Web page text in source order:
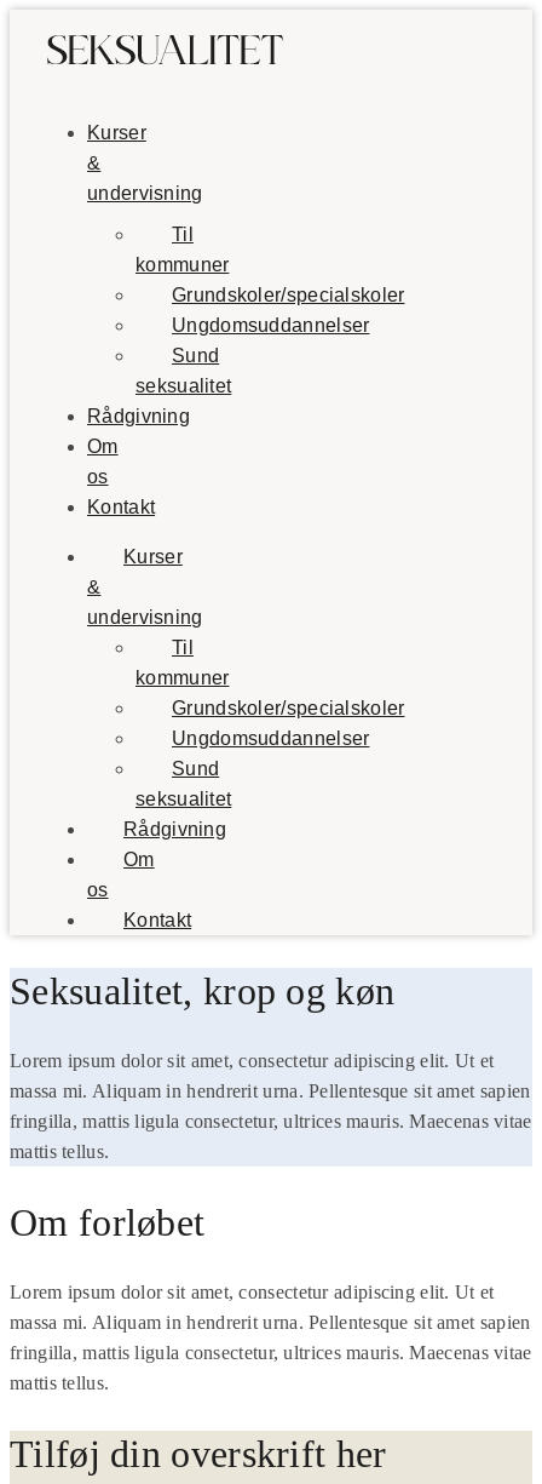
Kurser
&
undervisning
Til
kommuner
Grundskoler/specialskoler
Ungdomsuddannelser
Sund
seksualitet
Rådgivning
Om
os
Kontakt
Kurser
&
undervisning
Til
kommuner
Grundskoler/specialskoler
Ungdomsuddannelser
Sund
seksualitet
Rådgivning
Om
os
Kontakt
Seksualitet, krop og køn
Lorem ipsum dolor sit amet, consectetur adipiscing elit. Ut et
massa mi. Aliquam in hendrerit urna. Pellentesque sit amet sapien
fringilla, mattis ligula consectetur, ultrices mauris. Maecenas vitae
mattis tellus.
Om forløbet
Lorem ipsum dolor sit amet, consectetur adipiscing elit. Ut et
massa mi. Aliquam in hendrerit urna. Pellentesque sit amet sapien
fringilla, mattis ligula consectetur, ultrices mauris. Maecenas vitae
mattis tellus.
Tilføj din overskrift her